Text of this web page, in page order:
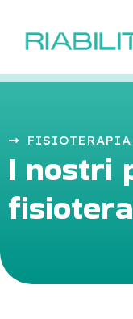
FISIOTERAPIA
I nostri